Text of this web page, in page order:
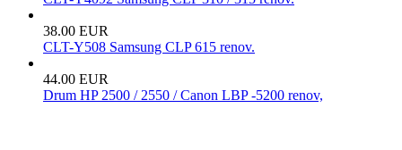
38.00 EUR
CLT-Y508 Samsung CLP 615 renov.
44.00 EUR
Drum HP 2500 / 2550 / Canon LBP -5200 renov,